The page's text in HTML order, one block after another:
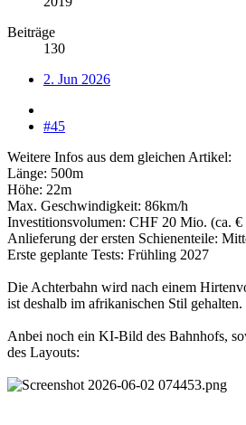
Beiträge
130
2. Jun 2026
#45
Weitere Infos aus dem gleichen Artikel:
Länge: 500m
Höhe: 22m
Max. Geschwindigkeit: 86km/h
Investitionsvolumen: CHF 20 Mio. (ca.
Anlieferung der ersten Schienenteile:
Erste geplante Tests: Frühling 2027
Die Achterbahn wird nach einem
ist deshalb im afrikanischen Stil gehalten.
Anbei noch ein KI-Bild des Bahnhofs,
des Layouts: